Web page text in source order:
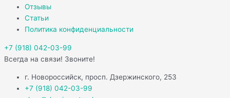
Отзывы
Статьи
Политика конфиденциальности
+7 (918) 042-03-99
Всегда на связи! Звоните!
г. Новороссийск, просп. Дзержинского, 253
+7 (918) 042-03-99